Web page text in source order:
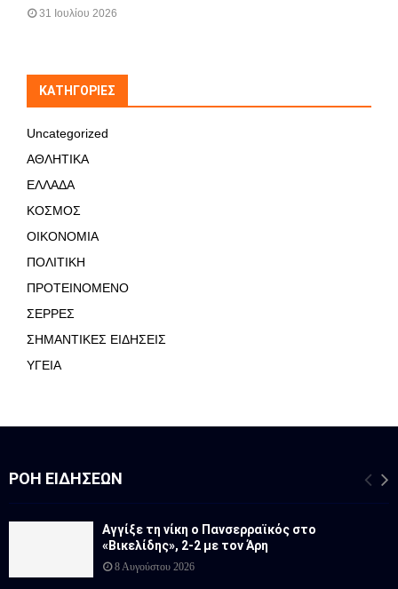
31 Ιουλίου 2026
KΑΤΗΓΟΡΊΕΣ
Uncategorized
ΑΘΛΗΤΙΚΑ
ΕΛΛΑΔΑ
ΚΟΣΜΟΣ
ΟΙΚΟΝΟΜΙΑ
ΠΟΛΙΤΙΚΗ
ΠΡΟΤΕΙΝΟΜΕΝΟ
ΣΕΡΡΕΣ
ΣΗΜΑΝΤΙΚΕΣ ΕΙΔΗΣΕΙΣ
ΥΓΕΙΑ
ΡΟΉ ΕΙΔΉΣΕΩΝ
Αγγίξε τη νίκη ο Πανσερραϊκός στο
«Βικελίδης», 2-2 με τον Άρη
8 Αυγούστου 2026